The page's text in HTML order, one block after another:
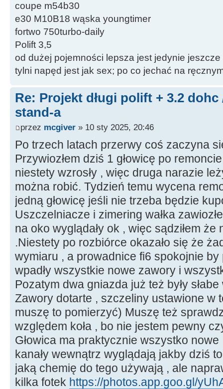
coupe m54b30
e30 M10B18 wąska youngtimer
fortwo 750turbo-daily
Polift 3,5
od dużej pojemności lepsza jest jedynie jeszcze
tylni napęd jest jak sex; po co jechać na
Re: Projekt długi polift + 3.2 dohc
stand-a
przez mcgiver » 10 sty 2025, 20:46
Po trzech latach przerwy coś zaczyna
Przywiozłem dziś 1 głowicę po
niestety wzrosły , więc druga narazie
można robić. Tydzień temu wycena
jedną głowicę jeśli nie trzeba będzie
Uszczelniacze i zimering wałka
na oko wyglądały ok , więc sądziłem
.Niestety po rozbiórce okazało się że
wymiaru , a prowadnice fi6 spokojnie by
wpadły wszystkie nowe zawory i
Pozatym dwa gniazda już też były
Zawory dotarte , szczeliny ustawione w
muszę to pomierzyć) Muszę też
względem koła , bo nie jestem pewny
Głowica ma praktycznie wszystko nowe
kanały wewnątrz wyglądają jakby dziś
jaką chemię do tego używają , ale
kilka fotek https://photos.app.goo.gl/